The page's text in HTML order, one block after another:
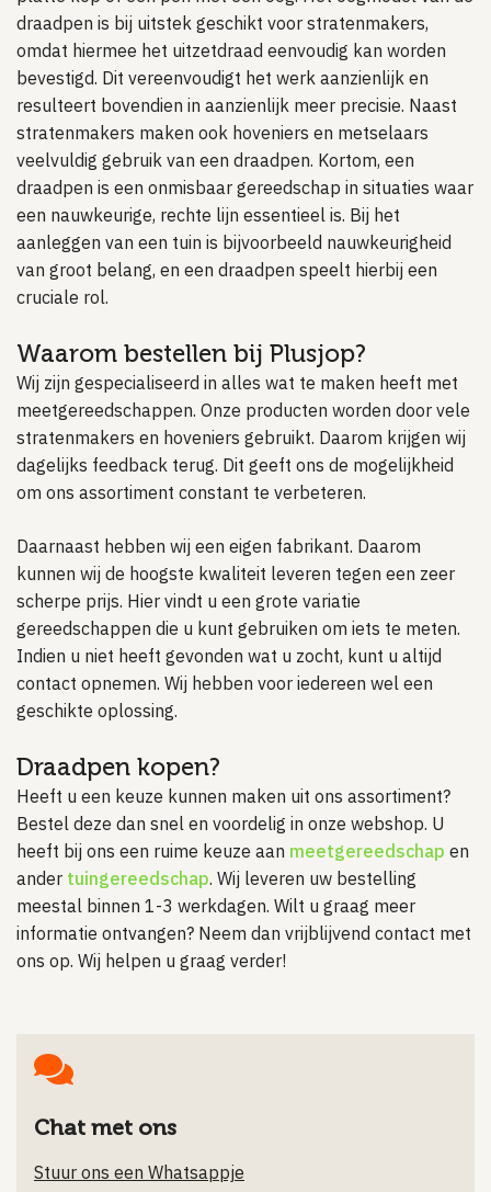
draadpen is bij uitstek geschikt voor stratenmakers,
omdat hiermee het uitzetdraad eenvoudig kan worden
bevestigd. Dit vereenvoudigt het werk aanzienlijk en
resulteert bovendien in aanzienlijk meer precisie. Naast
stratenmakers maken ook hoveniers en metselaars
veelvuldig gebruik van een draadpen. Kortom, een
draadpen is een onmisbaar gereedschap in situaties waar
een nauwkeurige, rechte lijn essentieel is. Bij het
aanleggen van een tuin is bijvoorbeeld nauwkeurigheid
van groot belang, en een draadpen speelt hierbij een
cruciale rol.
Waarom bestellen bij Plusjop?
Wij zijn gespecialiseerd in alles wat te maken heeft met
meetgereedschappen. Onze producten worden door vele
stratenmakers en hoveniers gebruikt. Daarom krijgen wij
dagelijks feedback terug. Dit geeft ons de mogelijkheid
om ons assortiment constant te verbeteren.
Daarnaast hebben wij een eigen fabrikant. Daarom
kunnen wij de hoogste kwaliteit leveren tegen een zeer
scherpe prijs. Hier vindt u een grote variatie
gereedschappen die u kunt gebruiken om iets te meten.
Indien u niet heeft gevonden wat u zocht, kunt u altijd
contact opnemen. Wij hebben voor iedereen wel een
geschikte oplossing.
Draadpen kopen?
Heeft u een keuze kunnen maken uit ons assortiment?
Bestel deze dan snel en voordelig in onze webshop. U
heeft bij ons een ruime keuze aan meetgereedschap en
ander tuingereedschap. Wij leveren uw bestelling
meestal binnen 1-3 werkdagen. Wilt u graag meer
informatie ontvangen? Neem dan vrijblijvend contact met
ons op. Wij helpen u graag verder!
Chat met ons
Stuur ons een Whatsappje